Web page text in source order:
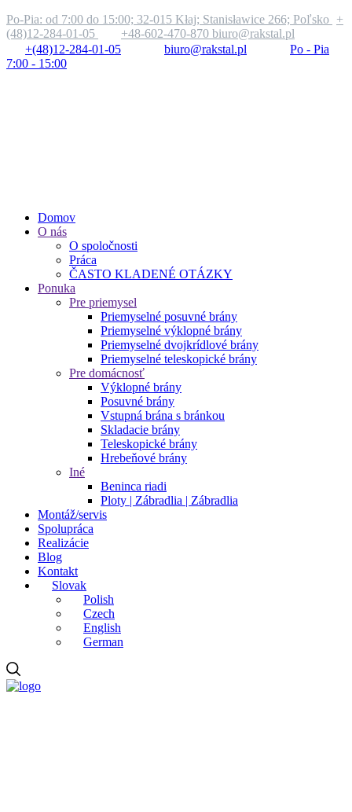
Po-Pia: od 7:00 do 15:00; 32-015 Kłaj; Stanisławice 266; Poľsko +
(48)12-284-01-05
+48-602-470-870 biuro@rakstal.pl
+(48)12-284-01-05
biuro@rakstal.pl
Po - Pia
7:00 - 15:00
Domov
O nás
O spoločnosti
Práca
ČASTO KLADENÉ OTÁZKY
Ponuka
Pre priemysel
Priemyselné posuvné brány
Priemyselné výklopné brány
Priemyselné dvojkrídlové brány
Priemyselné teleskopické brány
Pre domácnosť
Výklopné brány
Posuvné brány
Vstupná brána s bránkou
Skladacie brány
Teleskopické brány
Hrebeňové brány
Iné
Beninca riadi
Ploty | Zábradlia | Zábradlia
Montáž/servis
Spolupráca
Realizácie
Blog
Kontakt
Slovak
Polish
Czech
English
German